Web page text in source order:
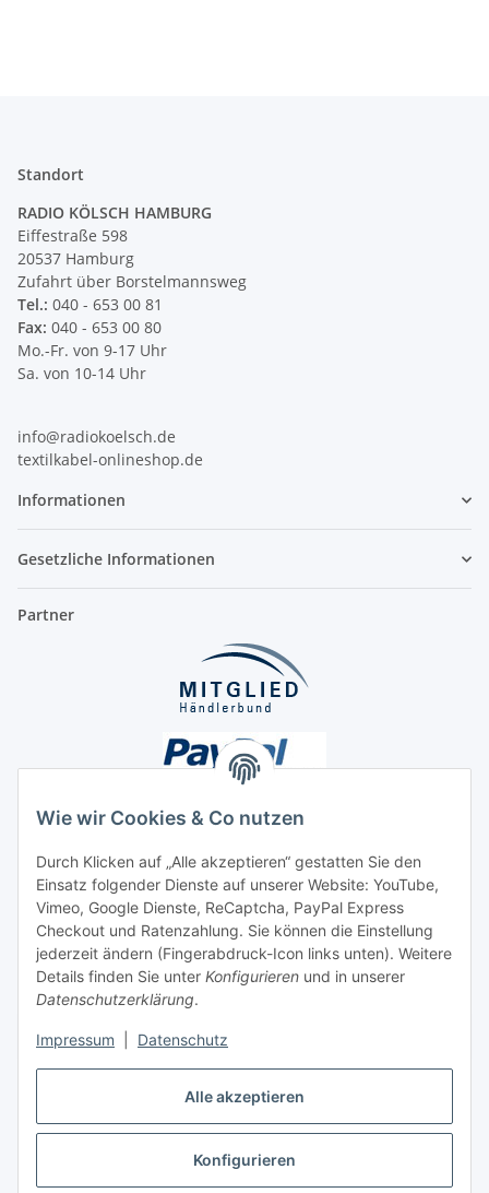
Alle akzeptieren
Konfigurieren
Wie wir Cookies & Co nutzen
Durch Klicken auf „Alle akzeptieren“ gestatten Sie den
Einsatz folgender Dienste auf unserer Website: YouTube,
Vimeo, Google Dienste, ReCaptcha, PayPal Express
Checkout und Ratenzahlung. Sie können die Einstellung
jederzeit ändern (Fingerabdruck-Icon links unten). Weitere
Details finden Sie unter Konfigurieren und in unserer
Datenschutzerklärung.
Impressum Datenschutz
Standort
RADIO KÖLSCH HAMBURG
Eiffestraße 598
20537 Hamburg
Zufahrt über Borstelmannsweg
Tel.: 040 - 653 00 81
Fax: 040 - 653 00 80
Mo.-Fr. von 9-17 Uhr
Sa. von 10-14 Uhr
info@radiokoelsch.de
textilkabel-onlineshop.de
Informationen
Gesetzliche Informationen
Partner
Unsere Seiten
Social Media
Vertrag widerrufen
* Alle Preise inkl. gesetzlicher USt., ** siehe Lieferbedingungen, zzgl.
Versand